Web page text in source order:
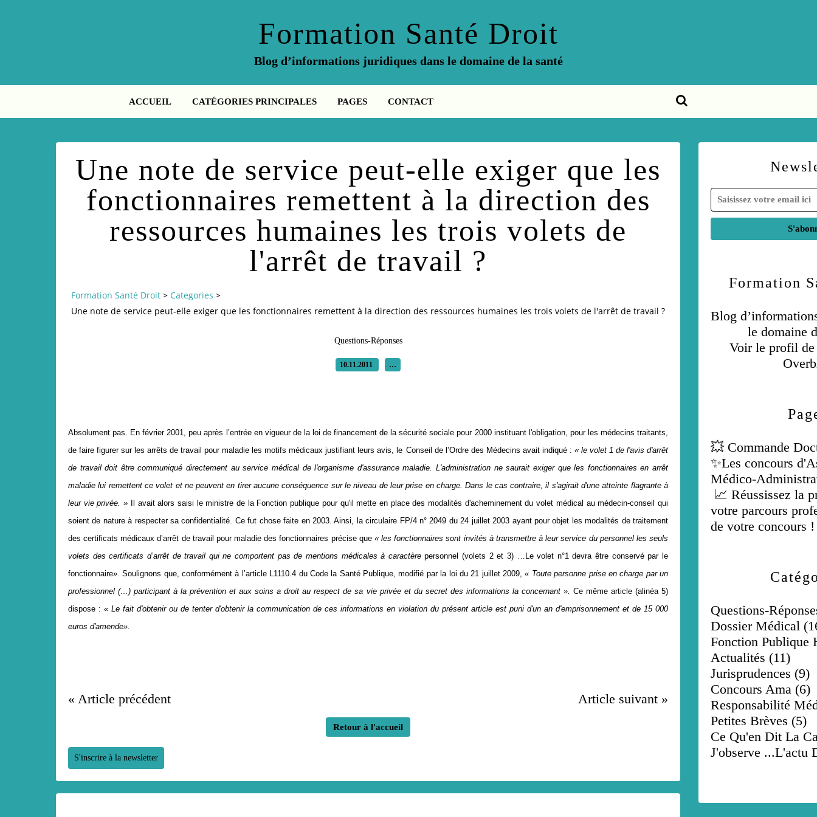
Formation Santé Droit
Blog d’informations juridiques dans le domaine de la santé
ACCUEIL CATÉGORIES PRINCIPALES PAGES CONTACT
Une note de service peut-elle exiger que les
fonctionnaires remettent à la direction des
ressources humaines les trois volets de
l'arrêt de travail ?
Formation Santé Droit > Categories >
Une note de service peut-elle exiger que les fonctionnaires remettent à la direction des ressources humaines les trois volets de l'arrêt de travail ?
Questions-Réponses
10.11.2011 …
Absolument pas. En février 2001, peu après l’entrée en vigueur de la loi de financement de la sécurité sociale pour 2000 instituant l'obligation, pour les médecins traitants,
de faire figurer sur les arrêts de travail pour maladie les motifs médicaux justifiant leurs avis, le Conseil de l’Ordre des Médecins avait indiqué : « le volet 1 de l'avis d'arrêt
de travail doit être communiqué directement au service médical de l'organisme d'assurance maladie. L'administration ne saurait exiger que les fonctionnaires en arrêt
maladie lui remettent ce volet et ne peuvent en tirer aucune conséquence sur le niveau de leur prise en charge. Dans le cas contraire, il s'agirait d'une atteinte flagrante à
leur vie privée. » Il avait alors saisi le ministre de la Fonction publique pour qu'il mette en place des modalités d'acheminement du volet médical au médecin-conseil qui
soient de nature à respecter sa confidentialité. Ce fut chose faite en 2003. Ainsi, la circulaire FP/4 n° 2049 du 24 juillet 2003 ayant pour objet les modalités de traitement
des certificats médicaux d’arrêt de travail pour maladie des fonctionnaires précise que « les fonctionnaires sont invités à transmettre à leur service du personnel les seuls
volets des certificats d’arrêt de travail qui ne comportent pas de mentions médicales à caractèrepersonnel (volets 2 et 3) …Le volet n°1 devra être conservé par le
fonctionnaire». Soulignons que, conformément à l’article L1110.4 du Code la Santé Publique, modifié par la loi du 21 juillet 2009,« Toute personne prise en charge par un
professionnel (…) participant à la prévention et aux soins a droit au respect de sa vie privée et du secret des informations la concernant ». Ce même article (alinéa 5)
dispose : « Le fait d'obtenir ou de tenter d'obtenir la communication de ces informations en violation du présent article est puni d'un an d'emprisonnement et de 15 000
euros d'amende».
« Article précédent Article suivant »
Retour à l'accueil
S'inscrire à la newsletter
Questions-
Dossier Médical
Fonction Publique
Actualités (11)
Jurisprudences (9)
Concours Ama (6)
Responsabilité
Petites Brèves (5)
Ce Qu'en Dit La
J'observe ...l'actu
💥 Commande
✨Les concours
Médico-
📈 Réussissez la
votre parcours
de votre concours
Formation
Blog
le domaine
Voir le profil